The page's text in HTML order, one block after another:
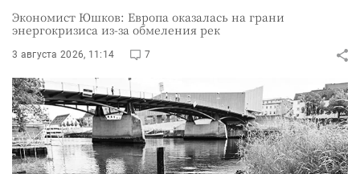
Экономист Юшков: Европа оказалась на грани
энергокризиса из-за обмеления рек
3 августа 2026, 11:14 7